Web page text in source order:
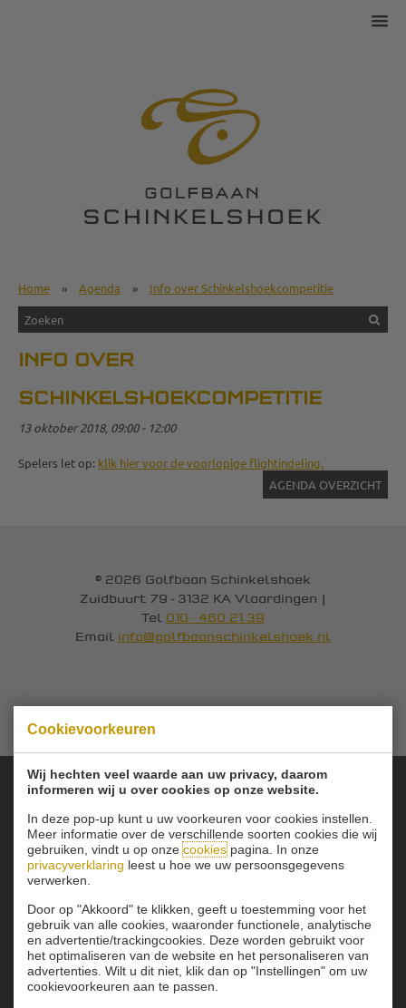
Cookievoorkeuren
Wij hechten veel waarde aan uw privacy, daarom
informeren wij u over cookies op onze website.
In deze pop-up kunt u uw voorkeuren voor cookies instellen.
Meer informatie over de verschillende soorten cookies die wij
gebruiken, vindt u op onzecookiespagina. In onze
privacyverklaring leest u hoe we uw persoonsgegevens
verwerken.
Door op "Akkoord" te klikken, geeft u toestemming voor het
gebruik van alle cookies, waaronder functionele, analytische
en advertentie/trackingcookies. Deze worden gebruikt voor
het optimaliseren van de website en het personaliseren van
advertenties. Wilt u dit niet, klik dan op "Instellingen" om uw
cookievoorkeuren aan te passen.
Home » Agenda » Info over Schinkelshoekcompetitie
INFO OVER
SCHINKELSHOEKCOMPETITIE
13 oktober 2018, 09:00 - 12:00
Spelers let op: klik hier voor de voorlopige flightindeling.
AGENDA OVERZICHT
© 2026 Golfbaan Schinkelshoek
Zuidbuurt 79 - 3132 KA Vlaardingen |
Tel 010 - 460 21 39
Email info@golfbaanschinkelshoek.nl